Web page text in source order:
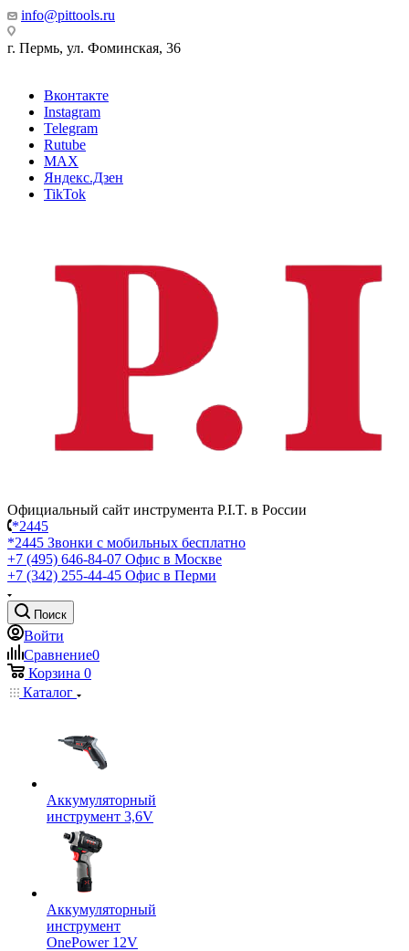
info@pittools.ru
г. Пермь, ул. Фоминская, 36
Вконтакте
Instagram
Telegram
Rutube
MAX
Яндекс.Дзен
TikTok
Официальный сайт инструмента P.I.T. в России
*2445
*2445 Звонки с мобильных бесплатно
+7 (495) 646-84-07 Офис в Москве
+7 (342) 255-44-45 Офис в Перми
Поиск
Войти
Сравнение0
Корзина 0
Каталог
Аккумуляторный
инструмент 3,6V
Аккумуляторный
инструмент
OnePower 12V